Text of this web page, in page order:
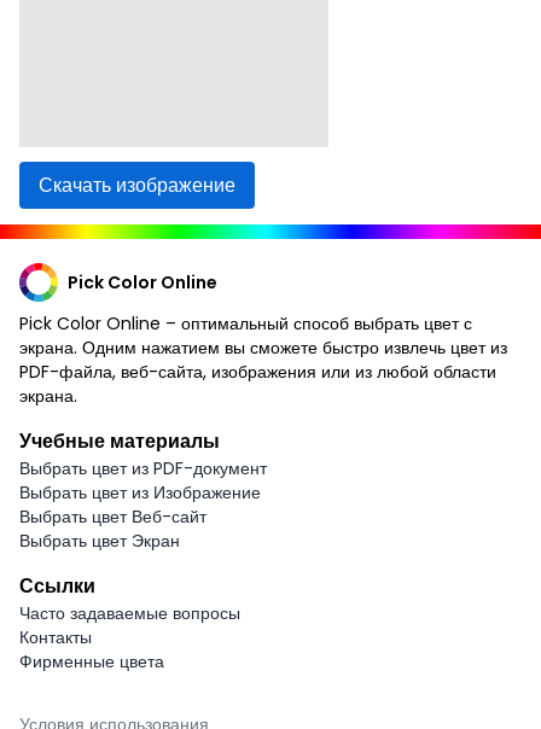
Скачать изображение
Pick Color Online
Pick Color Online – оптимальный способ выбрать цвет с
экрана. Одним нажатием вы сможете быстро извлечь цвет из
PDF-файла, веб-сайта, изображения или из любой области
экрана.
Учебные материалы
Выбрать цвет из PDF-документ
Выбрать цвет из Изображение
Выбрать цвет Веб-сайт
Выбрать цвет Экран
Ссылки
Часто задаваемые вопросы
Контакты
Фирменные цвета
Условия использования